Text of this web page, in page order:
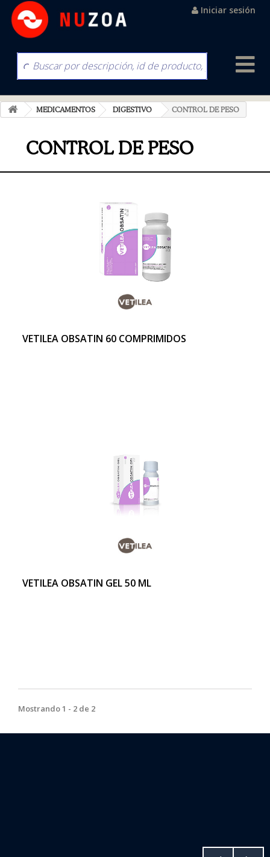
Iniciar sesión
MEDICAMENTOS DIGESTIVO CONTROL DE PESO
CONTROL DE PESO
VETILEA OBSATIN 60 COMPRIMIDOS
VETILEA OBSATIN GEL 50 ML
Mostrando 1 - 2 de 2